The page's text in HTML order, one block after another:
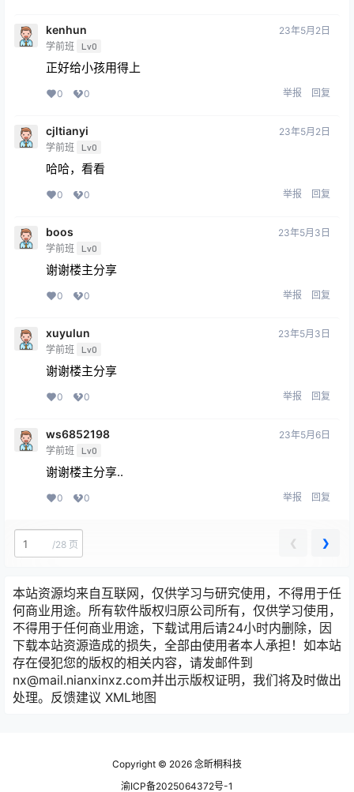
kenhun
学前班 Lv0
23年5月2日
正好给小孩用得上
0 0 举报 回复
cjltianyi
学前班 Lv0
23年5月2日
哈哈，看看
0 0 举报 回复
boos
学前班 Lv0
23年5月3日
谢谢楼主分享
0 0 举报 回复
xuyulun
学前班 Lv0
23年5月3日
谢谢楼主分享
0 0 举报 回复
ws6852198
学前班 Lv0
23年5月6日
谢谢楼主分享..
0 0 举报 回复
/28 页 ❮ ❯
本站资源均来自互联网，仅供学习与研究使用，不得用于任
何商业用途。所有软件版权归原公司所有，仅供学习使用，
不得用于任何商业用途，下载试用后请24小时内删除，因
下载本站资源造成的损失，全部由使用者本人承担！如本站
存在侵犯您的版权的相关内容，请发邮件到
nx@mail.nianxinxz.com并出示版权证明，我们将及时做出
处理。 反馈建议 XML地图
Copyright © 2026 念昕桐科技
渝ICP备2025064372号-1